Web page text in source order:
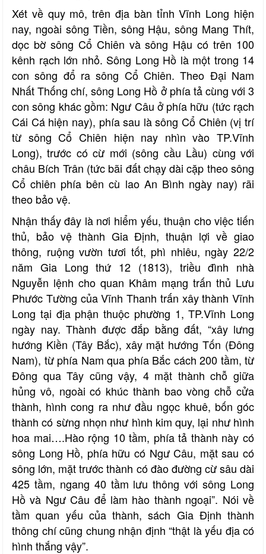
Xét về quy mô, trên địa bàn tỉnh Vĩnh Long hiện
nay, ngoài sông Tiền, sông Hậu, sông Mang Thít,
dọc bờ sông Cổ Chiên và sông Hậu có trên 100
kênh rạch lớn nhỏ. Sông Long Hồ là một trong 14
con sông đổ ra sông Cổ Chiên. Theo Đại Nam
Nhất Thống chí, sông Long Hồ ở phía tả cùng với 3
con sông khác gồm: Ngư Câu ở phía hữu (tức rạch
Cái Cá hiện nay), phía sau là sông Cổ Chiên (vị trí
từ sông Cổ Chiên hiện nay nhìn vào TP.Vĩnh
Long), trước có cừ mới (sông cầu Lầu) cùng với
châu Bích Trân (tức bãi đất chạy dài cặp theo sông
Cổ chiên phía bên cù lao An Bình ngày nay) rãi
theo bảo vệ.
Nhận thấy đây là nơi hiểm yếu, thuận cho việc tiến
thủ, bảo vệ thành Gia Định, thuận lợi về giao
thông, ruộng vườn tươi tốt, phì nhiêu, ngày 22/2
năm Gia Long thứ 12 (1813), triều đình nhà
Nguyễn lệnh cho quan Khâm mạng trấn thủ Lưu
Phước Tường của Vĩnh Thanh trấn xây thành Vĩnh
Long tại địa phận thuộc phường 1, TP.Vĩnh Long
ngày nay. Thành được đắp bằng đất, “xây lưng
hướng Kiền (Tây Bắc), xây mặt hướng Tốn (Đông
Nam), từ phía Nam qua phía Bắc cách 200 tầm, từ
Đông qua Tây cũng vậy, 4 mặt thành chỗ giữa
hủng vô, ngoài có khúc thành bao vòng chỗ cửa
thành, hình cong ra như đầu ngọc khuê, bốn góc
thành có sừng nhọn như hình kim quy, lại như hình
hoa mai….Hào rộng 10 tầm, phía tả thành này có
sông Long Hồ, phía hữu có Ngư Câu, mặt sau có
sông lớn, mặt trước thành có đào đường cừ sâu dài
425 tầm, ngang 40 tầm lưu thông với sông Long
Hồ và Ngư Câu để làm hào thành ngoại”. Nói về
tầm quan yếu của thành, sách Gia Định thành
thông chí cũng chung nhận định “thật là yếu địa có
hình thắng vậy”.